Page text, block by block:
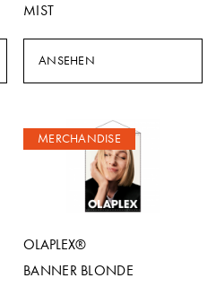
MIST
ANSEHEN
MERCHANDISE
OLAPLEX®
BANNER BLONDE